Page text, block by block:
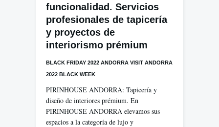
funcionalidad. Servicios
profesionales de tapicería
y proyectos de
interiorismo prémium
BLACK FRIDAY 2022 ANDORRA VISIT ANDORRA
2022 BLACK WEEK
PIRINHOUSE ANDORRA: Tapicería y
diseño de interiores prémium. En
PIRINHOUSE ANDORRA elevamos sus
espacios a la categoría de lujo y